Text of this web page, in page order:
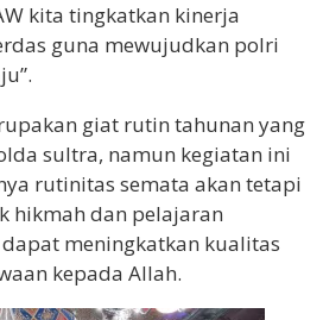
kita tingkatkan kinerja
guna mewujudkan polri
giat rutin tahunan yang
sultra, namun kegiatan ini
rutinitas semata akan tetapi
hikmah dan pelajaran
meningkatkan kualitas
kepada Allah.